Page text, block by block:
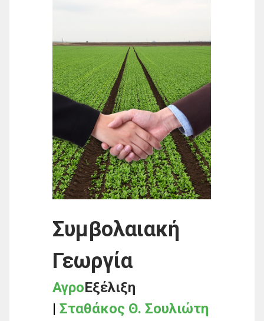
Συμβολαιακή
Γεωργία
ΑγροΕξέλιξη
| Σταθάκος Θ. Σουλιώτη